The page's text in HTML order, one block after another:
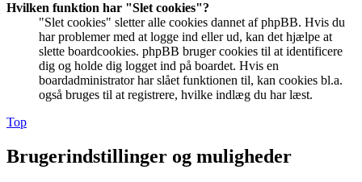
Hvilken funktion har "Slet cookies"?
"Slet cookies" sletter alle cookies dannet af phpBB. Hvis du
har problemer med at logge ind eller ud, kan det hjælpe at
slette boardcookies. phpBB bruger cookies til at identificere
dig og holde dig logget ind på boardet. Hvis en
boardadministrator har slået funktionen til, kan cookies bl.a.
også bruges til at registrere, hvilke indlæg du har læst.
Top
Brugerindstillinger og muligheder